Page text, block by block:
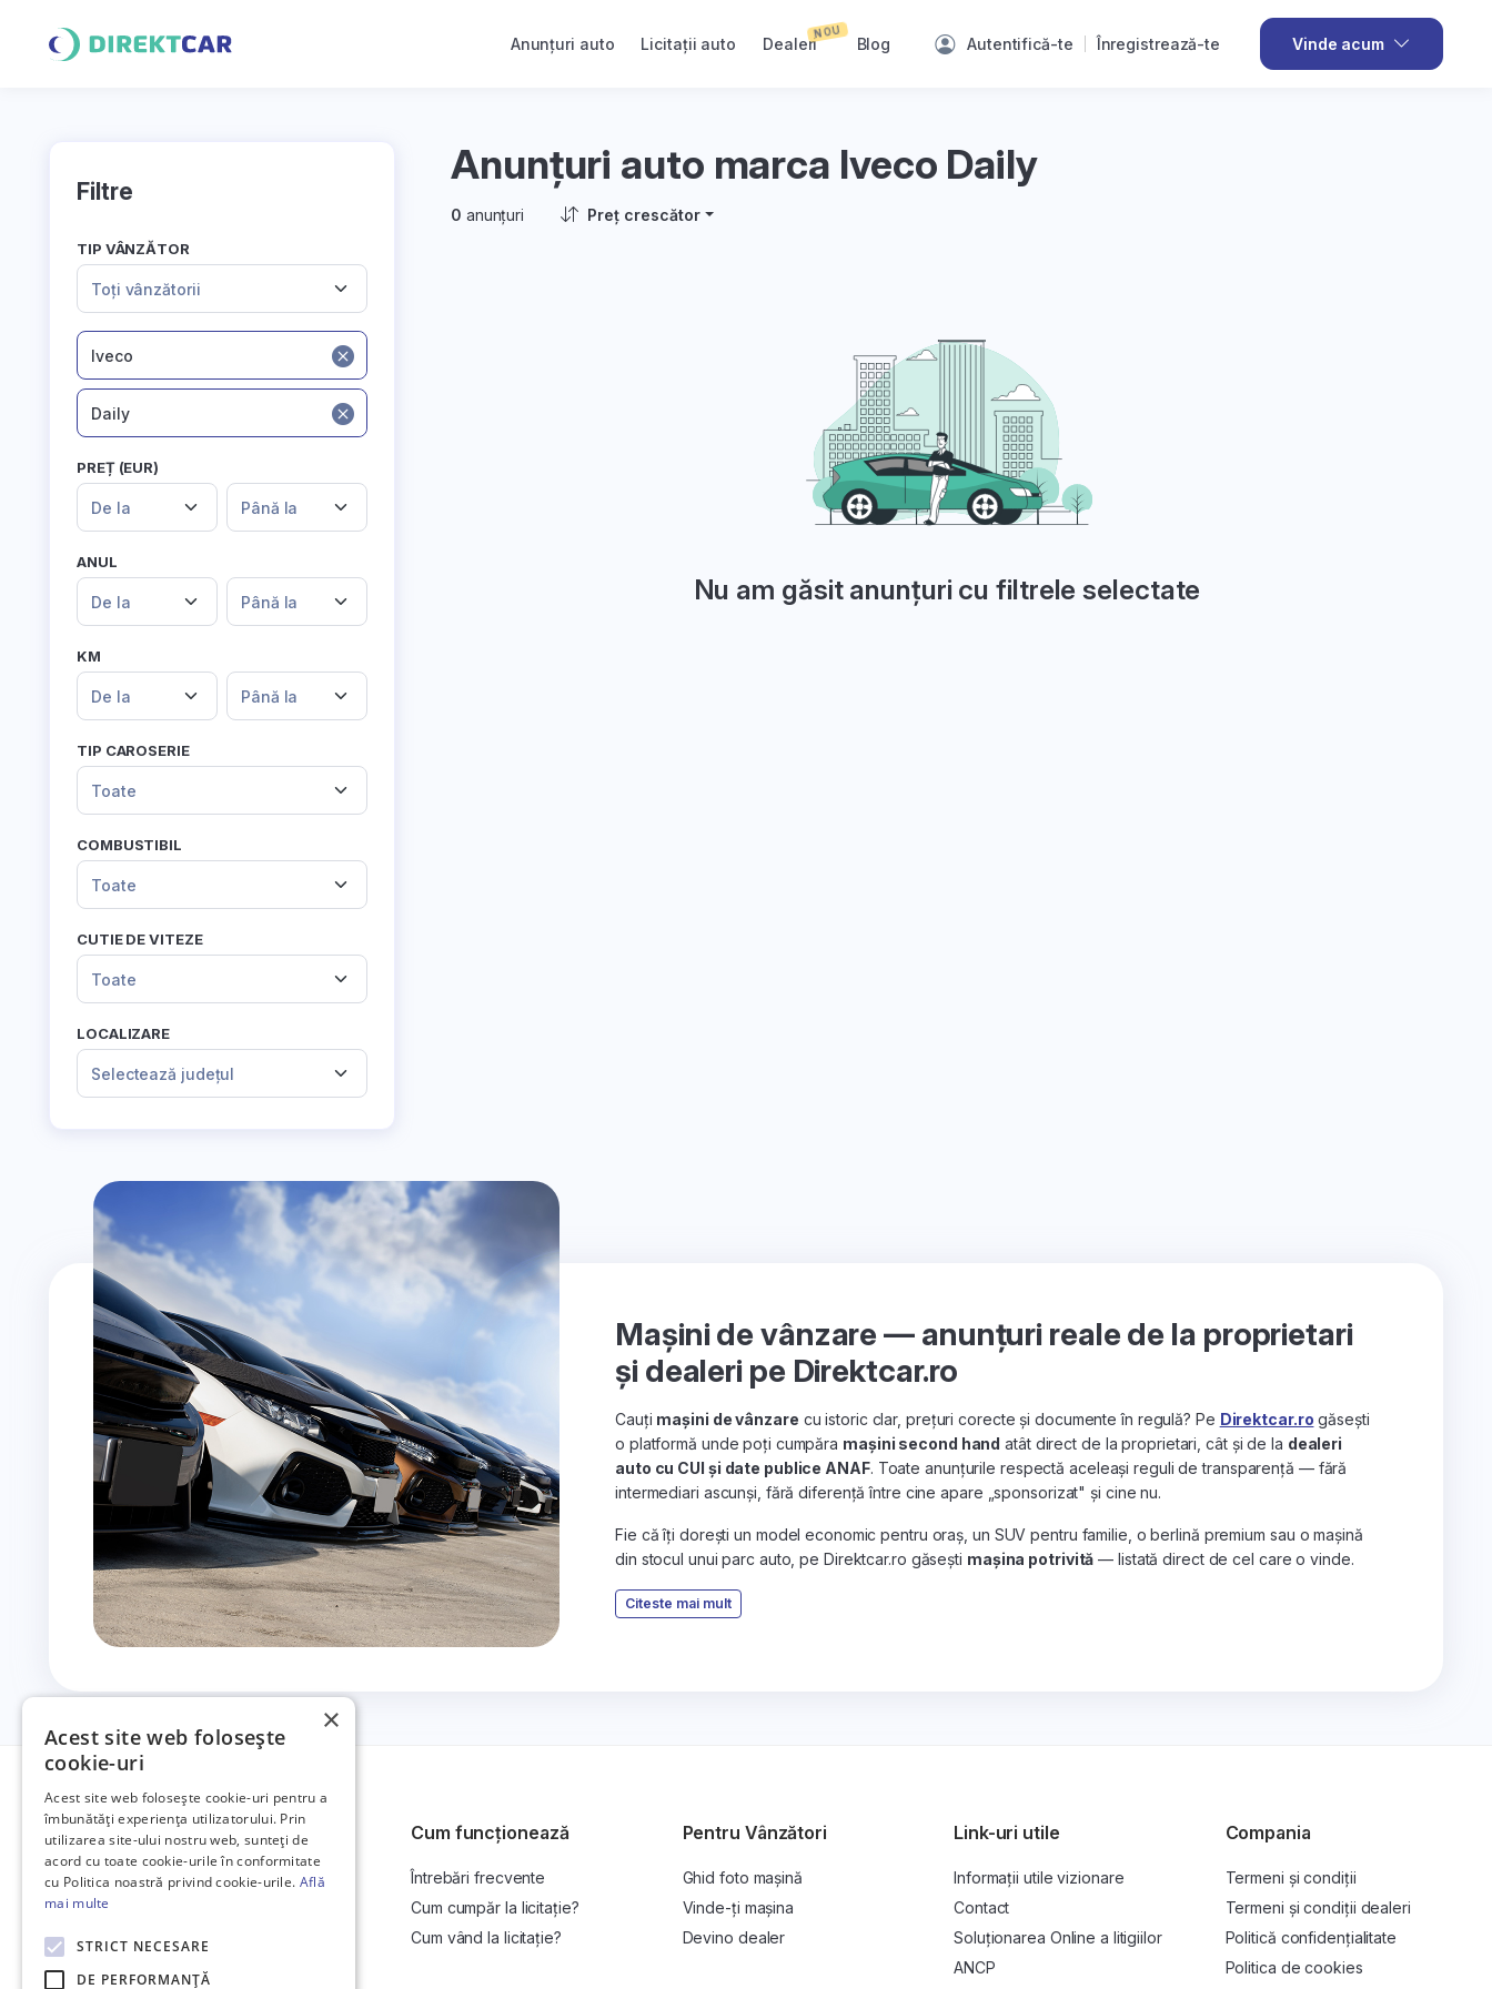
Anunțuri auto Licitații auto Dealeri
NOU
Blog Autentifică-te Înregistrează-te Vinde acum
Filtre
TIP VÂNZĂTOR
Toți vânzătorii
Iveco
Daily
PREȚ (EUR)
De la Până la
ANUL
De la Până la
KM
De la Până la
TIP CAROSERIE
Toate
COMBUSTIBIL
Toate
CUTIE DE VITEZE
Toate
LOCALIZARE
Selectează județul
Anunțuri auto marca Iveco Daily
0 anunțuri Preț crescător
Nu am găsit anunțuri cu filtrele selectate
Mașini de vânzare — anunțuri reale de la proprietari
și dealeri pe Direktcar.ro
Cauți mașini de vânzare cu istoric clar, prețuri corecte și documente în regulă? Pe Direktcar.ro găsești
o platformă unde poți cumpăra mașini second hand atât direct de la proprietari, cât și de la dealeri
auto cu CUI și date publice ANAF. Toate anunțurile respectă aceleași reguli de transparență — fără
intermediari ascunși, fără diferență între cine apare „sponsorizat" și cine nu.
Fie că îți dorești un model economic pentru oraș, un SUV pentru familie, o berlină premium sau o mașină
din stocul unui parc auto, pe Direktcar.ro găsești mașina potrivită — listată direct de cel care o vinde.
Citeste mai mult
Platformă de anunțuri auto și licitații
auto online.
Cum funcționează
Întrebări frecvente
Cum cumpăr la licitație?
Cum vând la licitație?
Pentru Vânzători
Ghid foto mașină
Vinde-ți mașina
Devino dealer
Link-uri utile
Informații utile vizionare
Contact
Soluționarea Online a litigiilor
ANCP
Compania
Termeni și condiții
Termeni și condiții dealeri
Politică confidențialitate
Politica de cookies
×
Acest site web folosește
cookie-uri
Acest site web folosește cookie-uri pentru a
îmbunătăți experiența utilizatorului. Prin
utilizarea site-ului nostru web, sunteți de
acord cu toate cookie-urile în conformitate
cu Politica noastră privind cookie-urile. Află
mai multe
STRICT NECESARE
DE PERFORMANȚĂ